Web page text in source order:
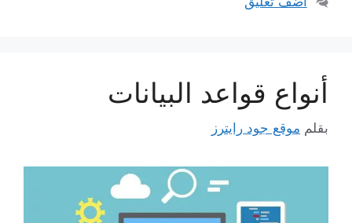
أنواع قواعد البيانات
بقلم موقع جود رايترز